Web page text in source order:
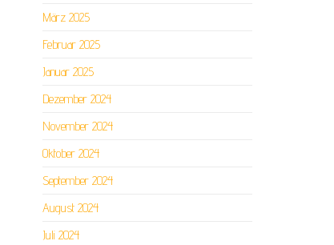
März 2025
Februar 2025
Januar 2025
Dezember 2024
November 2024
Oktober 2024
September 2024
August 2024
Juli 2024